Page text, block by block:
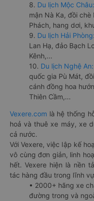
8. Du lịch Mộc Châu:
mận Nà Ka, đồi chè
Phách, hang dơi,
9. Du lịch Hải Phòng:
Lan Hạ, đảo Bạch
Kênh,...
10. Du lịch Nghệ An:
quốc gia Pù Mát,
cánh đồng hoa
Thiên Cầm,...
Vexere.com là hệ thống
hoả và thuê xe máy, xe
cả nước.
Với Vexere, việc lập kế
vô cùng đơn giản, linh
hết. Vexere hiện là nền
tác hàng đầu trong lĩnh
• 2000+ hãng xe
đường trong và